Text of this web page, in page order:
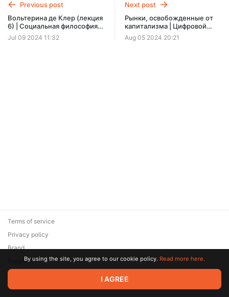
Previous post
Вольтерина де Клер (лекция
6) | Социальная философия
американского анархизма
Jul 09 2024 11:32
Next post
Рынки, освобожденные от
капитализма | Цифровой
релиз
Aug 05 2024 20:21
© 2026 Zaya Solutions Limited. All rights reserved. All trademarks
are the property of their respective owners.
Terms of service
Privacy policy
Brand
SupportBy using the site, you agree to our cookie policy. Read more here.
I AGREE